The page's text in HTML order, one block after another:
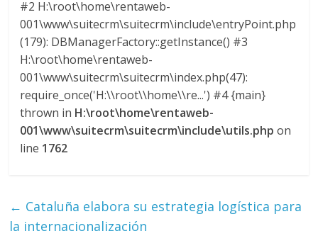
v
R
#2 H:\root\home\rentaweb-
001\www\suitecrm\suitecrm\include\entryPoint.php
(179): DBManagerFactory::getInstance() #3
H:\root\home\rentaweb-
001\www\suitecrm\suitecrm\index.php(47):
require_once('H:\\root\\home\\re...') #4 {main}
thrown in H:\root\home\rentaweb-
001\www\suitecrm\suitecrm\include\utils.php on
line 1762
← Cataluña elabora su estrategia logística para
la internacionalización